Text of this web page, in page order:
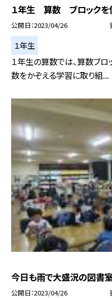
１年生 算数 ブロックを使
公開日 2023/04/26
１年生
１年生の算数では、算数ブロ
数をかぞえる学習に取り組...
今日も雨で大盛況の図書
公開日 2023/04/26